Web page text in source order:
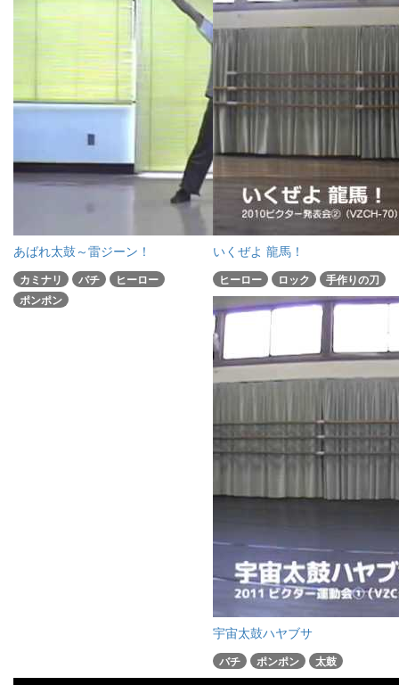
あばれ太鼓～雷ジーン！
カミナリ バチ
ヒーロー
ポンポン
いくぜよ 龍馬！
ヒーロー ロック 手作りの刀
宇宙太鼓ハヤブサ
バチ ポンポン 太鼓